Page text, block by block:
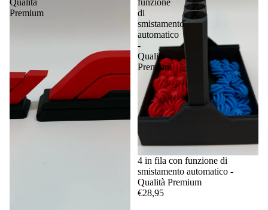
Qualità
Premium
funzione
di
smistamento
automatico
-
Qualità
Premium
4 in fila con funzione di
smistamento automatico -
Qualità Premium
€28,95